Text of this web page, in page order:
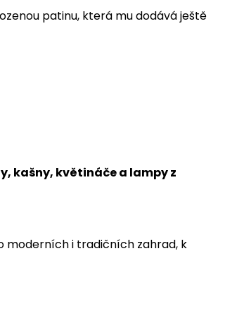
patinu, která mu dodává ještě
kašny, květináče a lampy z
moderních i tradičních zahrad, k